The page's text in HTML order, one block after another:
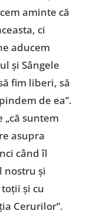
aminte că
ci
aducem
și Sângele
fim liberi, să
de ea”.
suntem
asupra
când îl
nostru și
și cu
Cerurilor”.